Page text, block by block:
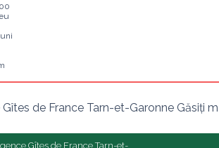
de France Tarn-et-Garonne Găsiți
Gîtes de France Tarn-et-